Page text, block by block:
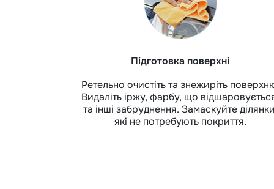
Підготовка поверхні
Ретельно очистіть та знежиріть
Видаліть іржу, фарбу, що
та інші забруднення. Замаскуйте
які не потребують покриття.